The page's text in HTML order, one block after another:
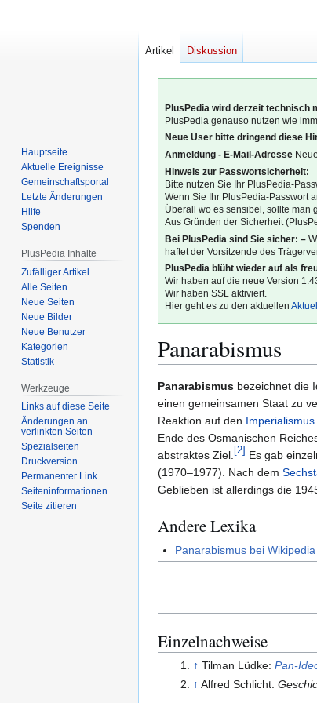
PlusPedia wird derzeit technisch
PlusPedia genauso nutzen wie
Neue User bitte dringend diese
Anmeldung - E-Mail-Adresse
Hinweis zur Passwortsicherheit:
Bitte nutzen Sie Ihr PlusPedia-
Wenn Sie Ihr PlusPedia-Passwort
Überall wo es sensibel, sollte man
Aus Gründen der Sicherheit
Bei PlusPedia sind Sie sicher: –
haftet der Vorsitzende des
PlusPedia blüht wieder auf als
Wir haben auf die neue Version
Wir haben SSL aktiviert.
Hier geht es zu den aktuellen
Panarabismus
Zur
Navigation
springen
Zur
Suche
springen
Panarabismus bezeichnet die
einen gemeinsamen Staat zu
Reaktion auf den Imperialismus
Ende des Osmanischen
abstraktes Ziel. [2] Es gab
(1970–1977). Nach dem
Geblieben ist allerdings die
Andere Lexika
Panarabismus bei Wikipedia
Einzelnachweise
↑ Tilman Lüdke: Pan-
↑ Alfred Schlicht:
Artikel Diskussion
Hauptseite
Aktuelle Ereignisse
Gemeinschafts­portal
Letzte Änderungen
Hilfe
Spenden
PlusPedia Inhalte
Zufälliger Artikel
Alle Seiten
Neue Seiten
Neue Bilder
Neue Benutzer
Kategorien
Statistik
Werkzeuge
Links auf diese Seite
Änderungen an
verlinkten Seiten
Spezialseiten
Druckversion
Permanenter Link
Seiten­­informationen
Seite zitieren